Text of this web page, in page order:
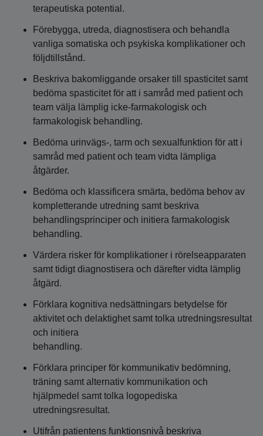
terapeutiska potential.
Förebygga, utreda, diagnostisera och behandla
vanliga somatiska och psykiska komplikationer och
följdtillstånd.
Beskriva bakomliggande orsaker till spasticitet samt
bedöma spasticitet för att i samråd med patient och
team välja lämplig icke-farmakologisk och
farmakologisk behandling.
Bedöma urinvägs-, tarm och sexualfunktion för att i
samråd med patient och team vidta lämpliga
åtgärder.
Bedöma och klassificera smärta, bedöma behov av
kompletterande utredning samt beskriva
behandlingsprinciper och initiera farmakologisk
behandling.
Värdera risker för komplikationer i rörelseapparaten
samt tidigt diagnostisera och därefter vidta lämplig
åtgärd.
Förklara kognitiva nedsättningars betydelse för
aktivitet och delaktighet samt tolka utredningsresultat
och initiera
behandling.
Förklara principer för kommunikativ bedömning,
träning samt alternativ kommunikation och
hjälpmedel samt tolka logopediska
utredningsresultat.
Utifrån patientens funktionsnivå beskriva